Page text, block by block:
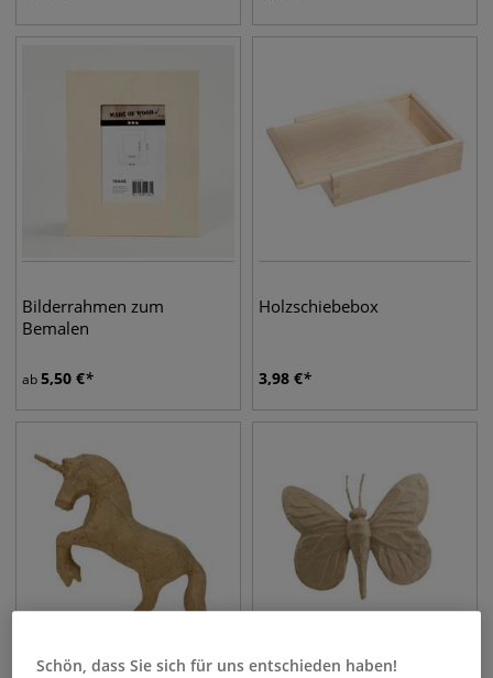
Bilderrahmen zum
Bemalen
ab5,50 €
Holzschiebebox
3,98 €
Schön, dass Sie sich für uns entschieden haben!